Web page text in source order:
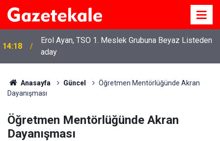
14:18
Erol Ayan, TSO 1. Meslek Grubuna Beyaz Listeden
aday
Anasayfa Güncel
Öğretmen Mentörlüğünde Akran
Dayanışması
Öğretmen Mentörlüğünde Akran
Dayanışması